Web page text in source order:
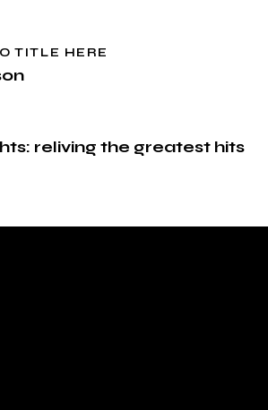
TITLE HERE
reliving the greatest hits